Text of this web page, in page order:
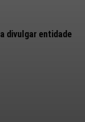
divulgar entidade